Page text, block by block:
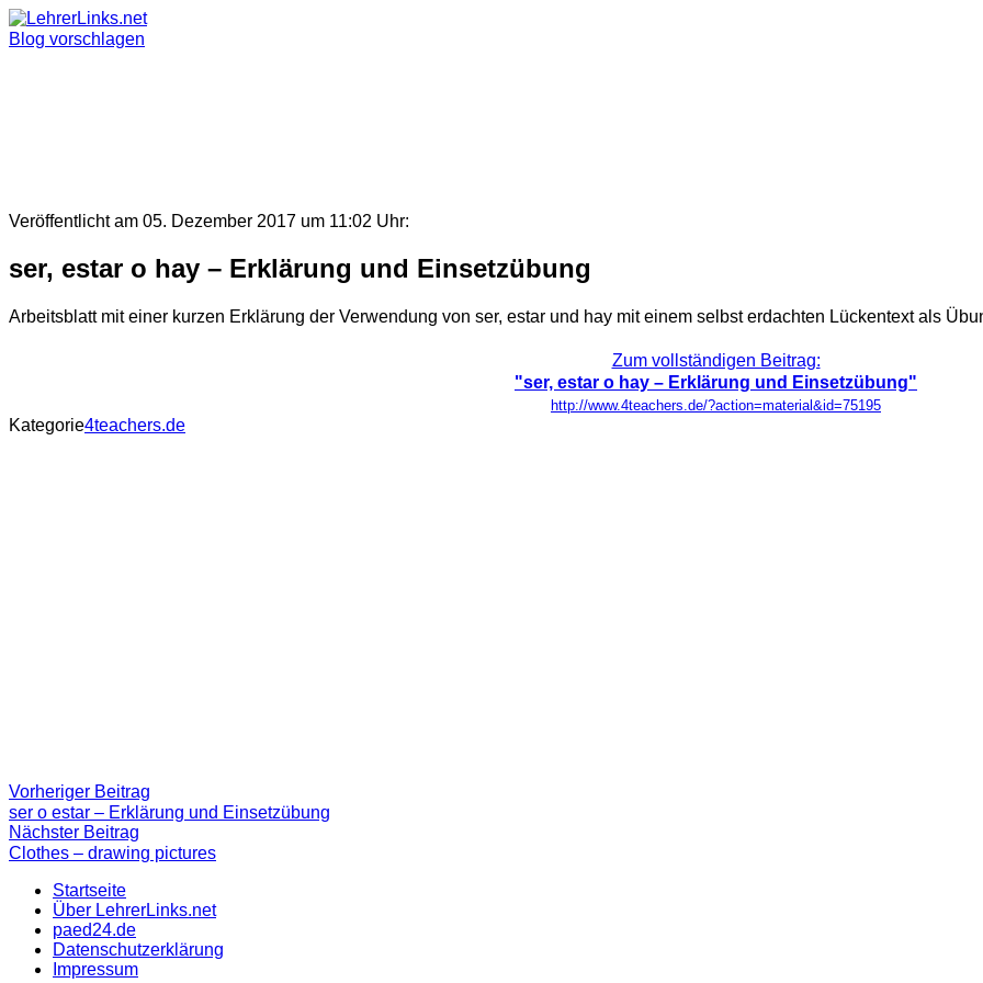
Skip
to
Blog vorschlagen
Veröffentlicht am 05. Dezember 2017 um 11:02 Uhr:
ser, estar o hay – Erklärung und Einsetzübung
Arbeitsblatt mit einer kurzen Erklärung der Verwendung von ser, estar und hay mit einem selbst erdachten Lückentext als
Zum vollständigen Beitrag:
"ser, estar o hay – Erklärung und Einsetzübung"
http://www.4teachers.de/?action=material&id=75195
Kategorie4teachers.de
Beitragsnavigation
Vorheriger Beitrag
Beitrag:
ser o estar – Erklärung und Einsetzübung
Nächster Beitrag
Beitrag
Clothes – drawing pictures
Startseite
Über LehrerLinks.net
paed24.de
Datenschutzerklärung
Impressum